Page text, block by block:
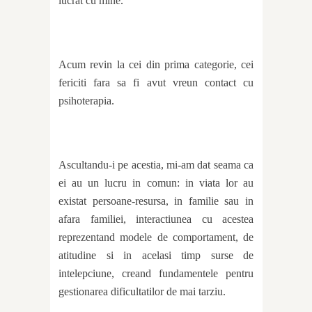
Acum revin la cei din prima categorie, cei
fericiti fara sa fi avut vreun contact cu
psihoterapia.
Ascultandu-i pe acestia, mi-am dat seama ca
ei au un lucru in comun: in viata lor au
existat persoane-resursa, in familie sau in
afara familiei, interactiunea cu acestea
reprezentand modele de comportament, de
atitudine si in acelasi timp surse de
intelepciune, creand fundamentele pentru
gestionarea dificultatilor de mai tarziu.